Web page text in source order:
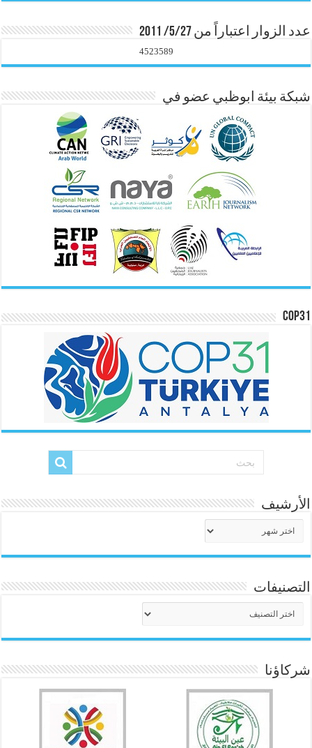
عدد الزوار اعتباراً من 5/27/ 2011
4523589
شبكة بيئة ابوظبي عضو في
COP31
الأرشيف
التصنيفات
شركاؤنا